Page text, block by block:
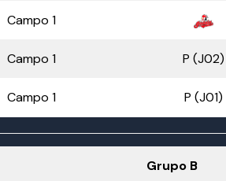
Campo 1
Campo 1 P (J02)
Campo 1 P (J01)
Grupo B